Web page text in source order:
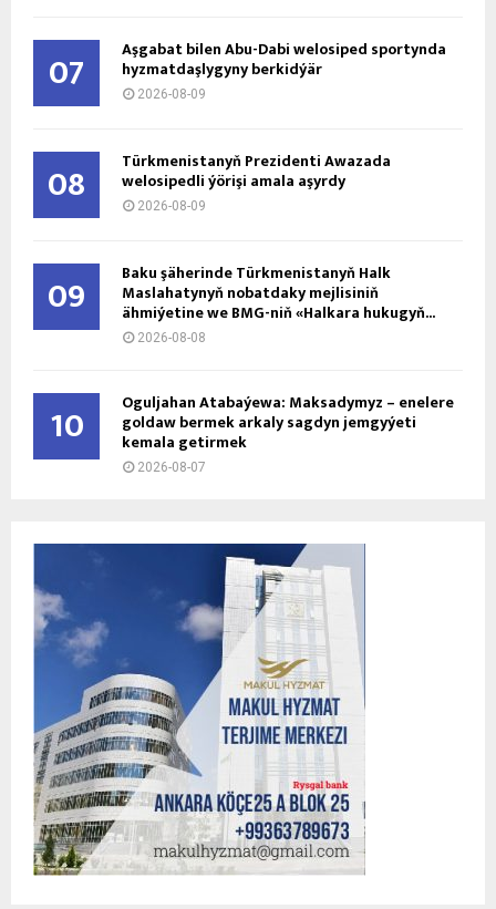
07 Aşgabat bilen Abu-Dabi welosiped sportynda
hyzmatdaşlygyny berkidýär
2026-08-09
08 Türkmenistanyň Prezidenti Awazada
welosipedli ýörişi amala aşyrdy
2026-08-09
09 Baku şäherinde Türkmenistanyň Halk
Maslahatynyň nobatdaky mejlisiniň
ähmiýetine we BMG-niň «Halkara hukugyň...
2026-08-08
10 Oguljahan Atabaýewa: Maksadymyz – enelere
goldaw bermek arkaly sagdyn jemgyýeti
kemala getirmek
2026-08-07